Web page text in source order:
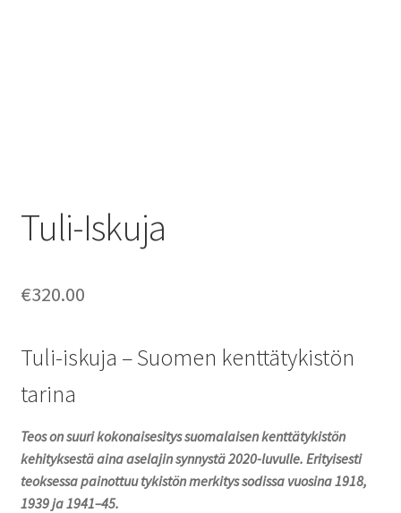
Yhteystiedot
Tuli-Iskuja
€320.00
Tuli-iskuja – Suomen kenttätykistön
tarina
Teos on suuri kokonaisesitys suomalaisen kenttätykistön
kehityksestä aina aselajin synnystä 2020-luvulle. Erityisesti
teoksessa painottuu tykistön merkitys sodissa vuosina 1918,
1939 ja 1941–45.